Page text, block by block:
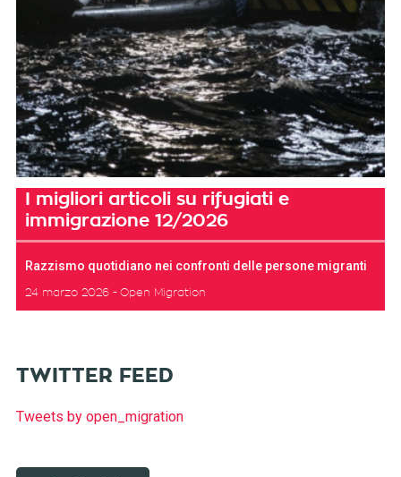
I migliori articoli su rifugiati e
immigrazione 12/2026
Razzismo quotidiano nei confronti delle persone migranti
24 marzo 2026 Open Migration
TWITTER FEED
Tweets by open_migration